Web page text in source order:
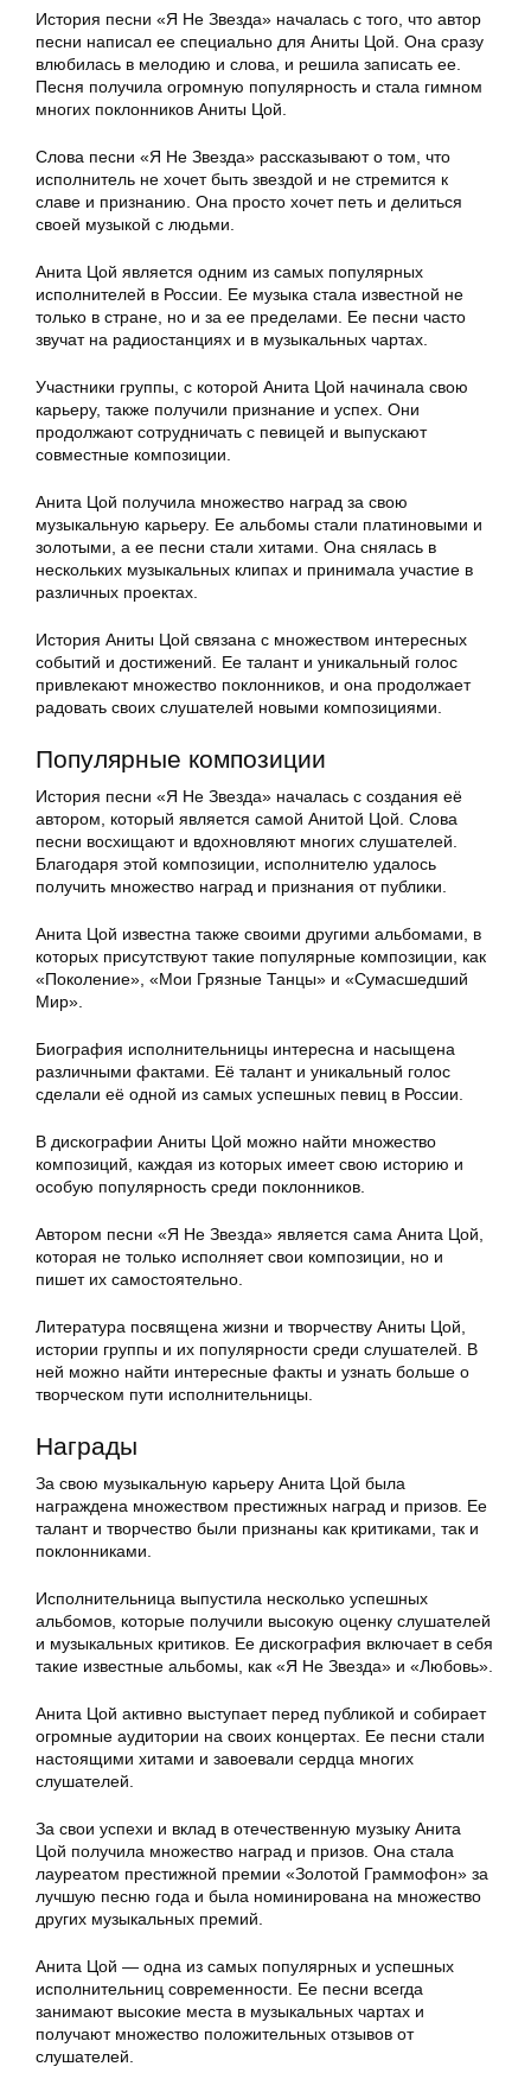
История песни «Я Не Звезда» началась с того, что автор
песни написал ее специально для Аниты Цой. Она сразу
влюбилась в мелодию и слова, и решила записать ее.
Песня получила огромную популярность и стала гимном
многих поклонников Аниты Цой.
Слова песни «Я Не Звезда» рассказывают о том, что
исполнитель не хочет быть звездой и не стремится к
славе и признанию. Она просто хочет петь и делиться
своей музыкой с людьми.
Анита Цой является одним из самых популярных
исполнителей в России. Ее музыка стала известной не
только в стране, но и за ее пределами. Ее песни часто
звучат на радиостанциях и в музыкальных чартах.
Участники группы, с которой Анита Цой начинала свою
карьеру, также получили признание и успех. Они
продолжают сотрудничать с певицей и выпускают
совместные композиции.
Анита Цой получила множество наград за свою
музыкальную карьеру. Ее альбомы стали платиновыми и
золотыми, а ее песни стали хитами. Она снялась в
нескольких музыкальных клипах и принимала участие в
различных проектах.
История Аниты Цой связана с множеством интересных
событий и достижений. Ее талант и уникальный голос
привлекают множество поклонников, и она продолжает
радовать своих слушателей новыми композициями.
Популярные композиции
История песни «Я Не Звезда» началась с создания её
автором, который является самой Анитой Цой. Слова
песни восхищают и вдохновляют многих слушателей.
Благодаря этой композиции, исполнителю удалось
получить множество наград и признания от публики.
Анита Цой известна также своими другими альбомами, в
которых присутствуют такие популярные композиции, как
«Поколение», «Мои Грязные Танцы» и «Сумасшедший
Мир».
Биография исполнительницы интересна и насыщена
различными фактами. Её талант и уникальный голос
сделали её одной из самых успешных певиц в России.
В дискографии Аниты Цой можно найти множество
композиций, каждая из которых имеет свою историю и
особую популярность среди поклонников.
Автором песни «Я Не Звезда» является сама Анита Цой,
которая не только исполняет свои композиции, но и
пишет их самостоятельно.
Литература посвящена жизни и творчеству Аниты Цой,
истории группы и их популярности среди слушателей. В
ней можно найти интересные факты и узнать больше о
творческом пути исполнительницы.
Награды
За свою музыкальную карьеру Анита Цой была
награждена множеством престижных наград и призов. Ее
талант и творчество были признаны как критиками, так и
поклонниками.
Исполнительница выпустила несколько успешных
альбомов, которые получили высокую оценку слушателей
и музыкальных критиков. Ее дискография включает в себя
такие известные альбомы, как «Я Не Звезда» и «Любовь».
Анита Цой активно выступает перед публикой и собирает
огромные аудитории на своих концертах. Ее песни стали
настоящими хитами и завоевали сердца многих
слушателей.
За свои успехи и вклад в отечественную музыку Анита
Цой получила множество наград и призов. Она стала
лауреатом престижной премии «Золотой Граммофон» за
лучшую песню года и была номинирована на множество
других музыкальных премий.
Анита Цой — одна из самых популярных и успешных
исполнительниц современности. Ее песни всегда
занимают высокие места в музыкальных чартах и
получают множество положительных отзывов от
слушателей.